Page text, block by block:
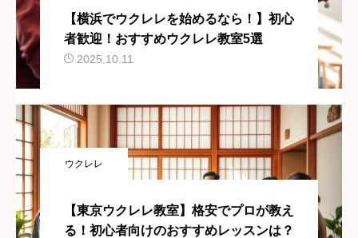
【横浜でウクレレを始めるなら！】初心
者歓迎！おすすめウクレレ教室5選
2025.10.11
ウクレレ
【東京ウクレレ教室】格安でプロが教え
る！初心者向けのおすすめレッスンは？